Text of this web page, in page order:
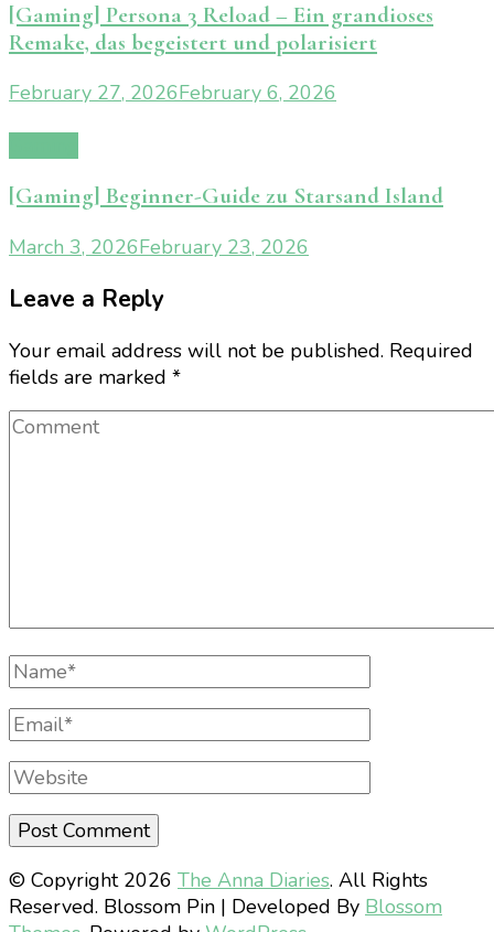
[Gaming] Persona 3 Reload – Ein grandioses
Remake, das begeistert und polarisiert
February 27, 2026February 6, 2026
[Gaming] Beginner-Guide zu Starsand Island
March 3, 2026February 23, 2026
Leave a Reply
Your email address will not be published. Required
fields are marked *
Comment
Full
Name
Email
Website
© Copyright 2026 The Anna Diaries. All Rights
Reserved. Blossom Pin | Developed By Blossom